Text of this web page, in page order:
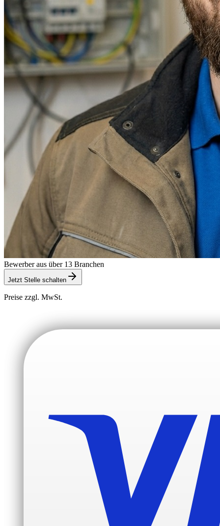
Bewerber aus über 13 Branchen
Jetzt Stelle schalten
Preise zzgl. MwSt.